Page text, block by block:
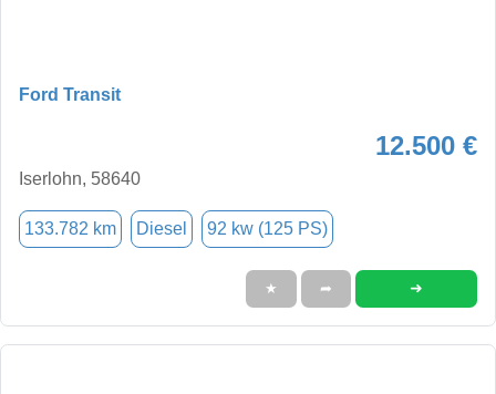
Ford Transit
12.500 €
Iserlohn, 58640
133.782 km Diesel 92 kw (125 PS)
★ ➦ ➜